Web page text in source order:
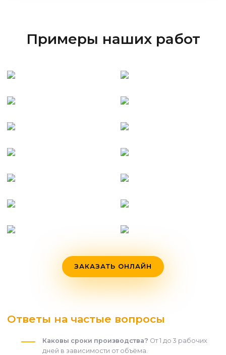
Примеры наших работ
ЗАКАЗАТЬ ОНЛАЙН
Ответы на частые вопросы
Каковы сроки производства? От 1 до 3 рабочих
дней в зависимости от объёма.